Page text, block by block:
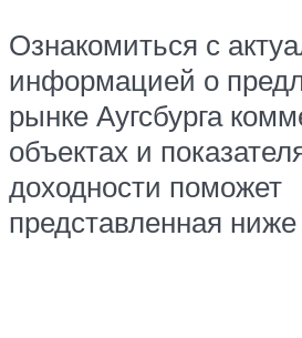
Ознакомиться с
информацией о
рынке Аугсбурга
объектах и
доходности поможет
представленная